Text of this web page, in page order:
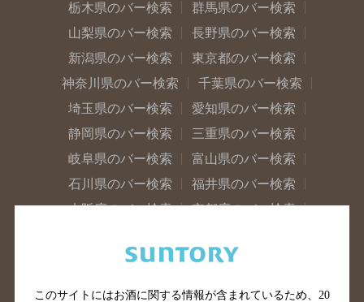
栃木県のバー検索
群馬県のバー検索
山梨県のバー検索
長野県のバー検索
新潟県のバー検索
東京都のバー検索
神奈川県のバー検索
千葉県のバー検索
埼玉県のバー検索
愛知県のバー検索
静岡県のバー検索
三重県のバー検索
岐阜県のバー検索
富山県のバー検索
石川県のバー検索
福井県のバー検索
大阪府のバー検索
京都府のバー検索
滋賀県のバー検索
和歌山県のバー検索
このサイトにはお酒に関する情報が含まれているため、 20